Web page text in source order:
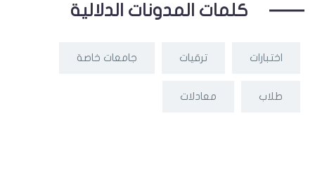
كلمات المدونات الدلالية
اختبارات ترقيات جامعات خاصة
طلاب معادلات